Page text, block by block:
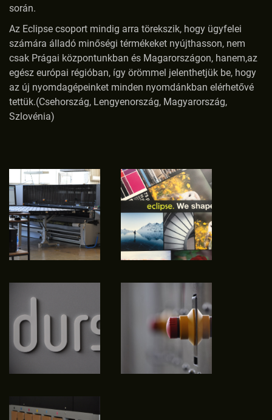
során.
Az Eclipse csoport mindig arra törekszik, hogy ügyfelei
számára álladó minőségi térmékeket nyújthasson, nem
csak Prágai központunkban és Magarországon, hanem,az
egész európai régióban, így örömmel jelenthetjük be, hogy
az új nyomdagépeinket minden nyomdánkban elérhetővé
tettük.(Csehország, Lengyenország, Magyarország,
Szlovénia)